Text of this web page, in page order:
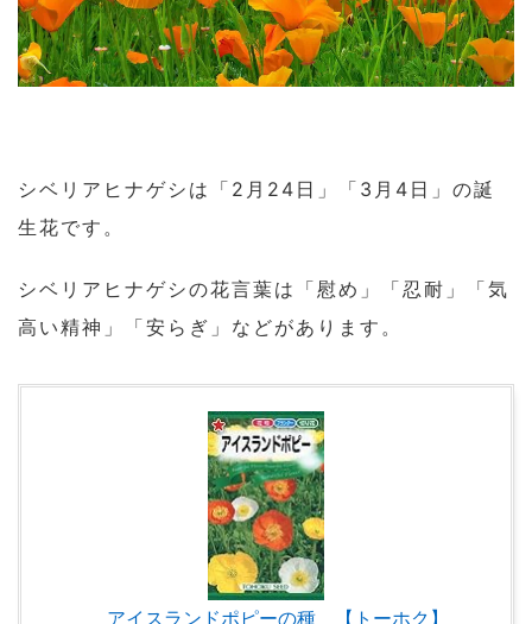
シベリアヒナゲシは「2月24日」「3月4日」の誕
生花です。
シベリアヒナゲシの花言葉は「慰め」「忍耐」「気
高い精神」「安らぎ」などがあります。
アイスランドポピーの種 【トーホク】